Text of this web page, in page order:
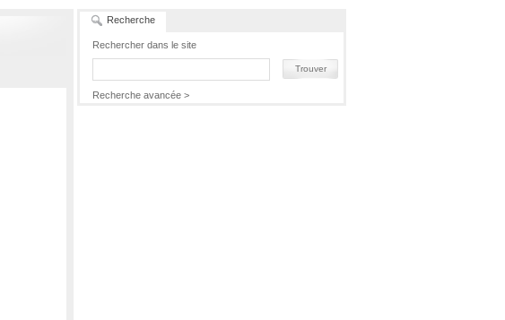
Recherche
Rechercher dans le site
Trouver
Recherche avancée >
Pratique